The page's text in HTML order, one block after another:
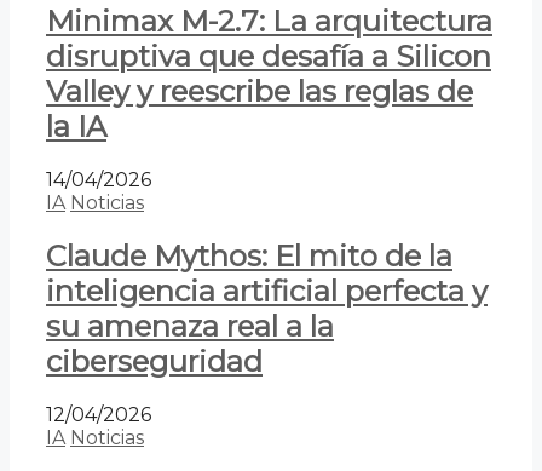
Minimax M-2.7: La arquitectura
disruptiva que desafía a Silicon
Valley y reescribe las reglas de
la IA
14/04/2026
IA Noticias
Claude Mythos: El mito de la
inteligencia artificial perfecta y
su amenaza real a la
ciberseguridad
12/04/2026
IA Noticias